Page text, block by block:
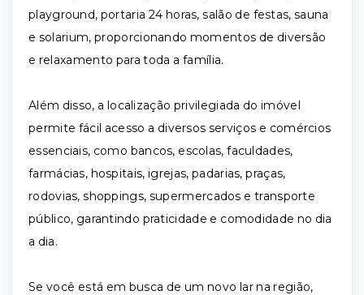
playground, portaria 24 horas, salão de festas, sauna
e solarium, proporcionando momentos de diversão
e relaxamento para toda a família.
Além disso, a localização privilegiada do imóvel
permite fácil acesso a diversos serviços e comércios
essenciais, como bancos, escolas, faculdades,
farmácias, hospitais, igrejas, padarias, praças,
rodovias, shoppings, supermercados e transporte
público, garantindo praticidade e comodidade no dia
a dia.
Se você está em busca de um novo lar na região,